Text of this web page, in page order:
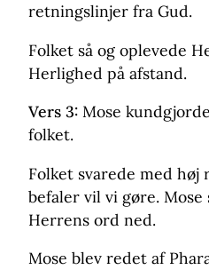
retningslinjer fra Gud.
Folket så og oplevede
Herlighed på afstand.
Vers 3: Mose
folket.
Folket svarede med
befaler vil vi gøre.
Herrens ord ned.
Mose blev redet af